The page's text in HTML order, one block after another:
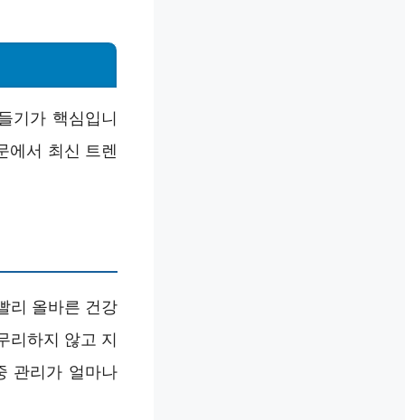
기가 핵심입니
에서 최신 트렌
리 올바른 건강
리하지 않고 지
관리가 얼마나